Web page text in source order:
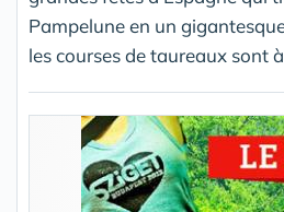
Pampelune en un
les courses de taureaux sont